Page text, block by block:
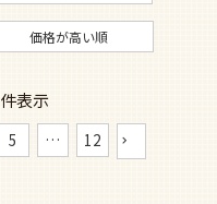
価格が高い順
件表示
5 … 12